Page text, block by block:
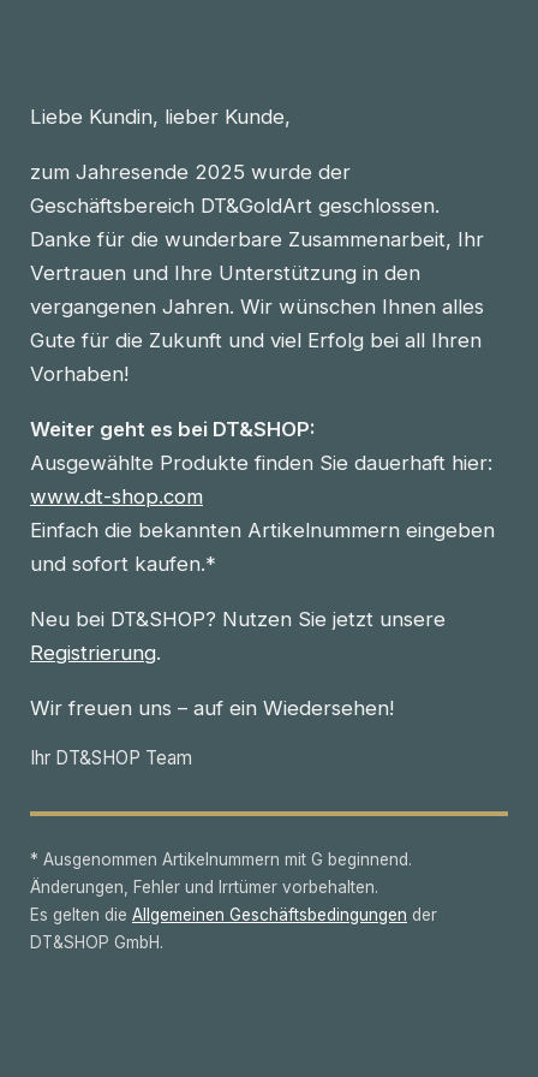
Liebe Kundin, lieber Kunde,
zum Jahresende 2025 wurde der
Geschäftsbereich DT&GoldArt geschlossen.
Danke für die wunderbare Zusammenarbeit, Ihr
Vertrauen und Ihre Unterstützung in den
vergangenen Jahren. Wir wünschen Ihnen alles
Gute für die Zukunft und viel Erfolg bei all Ihren
Vorhaben!
Weiter geht es bei DT&SHOP:
Ausgewählte Produkte finden Sie dauerhaft hier:
www.dt-shop.com
Einfach die bekannten Artikelnummern eingeben
und sofort kaufen.*
Neu bei DT&SHOP? Nutzen Sie jetzt unsere
Registrierung.
Wir freuen uns – auf ein Wiedersehen!
Ihr DT&SHOP Team
* Ausgenommen Artikelnummern mit G beginnend.
Änderungen, Fehler und Irrtümer vorbehalten.
Es gelten die Allgemeinen Geschäftsbedingungen der
DT&SHOP GmbH.